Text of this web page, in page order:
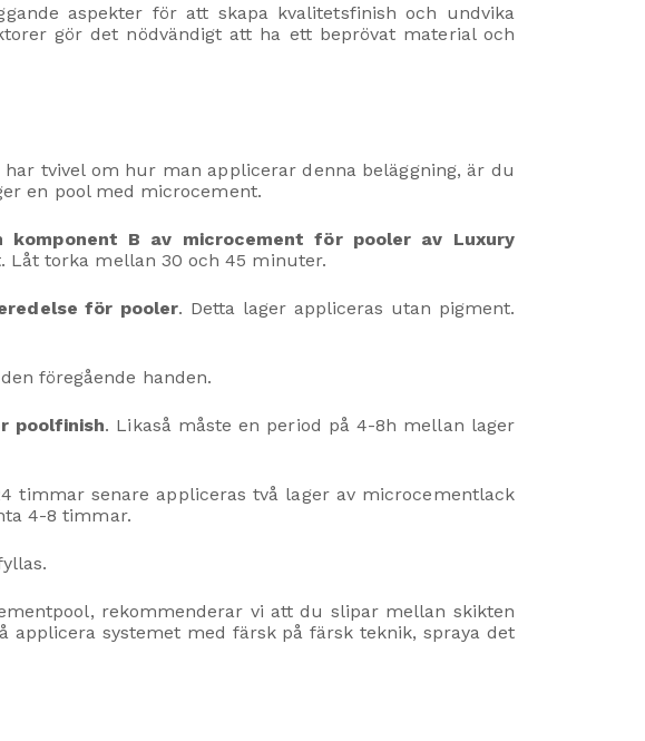
aspekter för att skapa kvalitetsfinish och undvika
gör det nödvändigt att ha ett beprövat material och
tvivel om hur man applicerar denna beläggning, är du
en pool med microcement.
komponent B av microcement för pooler av Luxury
Låt torka mellan 30 och 45 minuter.
för pooler. Detta lager appliceras utan pigment.
föregående handen.
poolfinish. Likaså måste en period på 4-8h mellan lager
timmar senare appliceras två lager av microcementlack
4-8 timmar.
rekommenderar vi att du slipar mellan skikten
applicera systemet med färsk på färsk teknik, spraya det